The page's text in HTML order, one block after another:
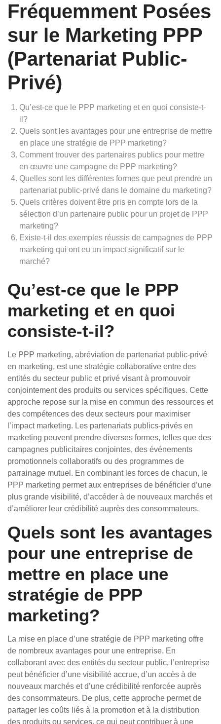
Fréquemment Posées
sur le Marketing PPP
(Partenariat Public-
Privé)
Qu’est-ce que le PPP marketing et en quoi consiste-t-
il?
Quels sont les avantages pour une entreprise de mettre
en place une stratégie de PPP marketing?
Comment trouver des partenaires publics pour mettre
en œuvre une campagne de PPP marketing?
Quelles sont les différentes formes que peut prendre un
partenariat public-privé dans le domaine du marketing?
Quels critères doivent être pris en compte lors de la
sélection d’un partenaire public pour un projet de PPP
marketing?
Existe-t-il des exemples réussis de campagnes de PPP
marketing qui ont eu un impact significatif sur le
marché?
Qu’est-ce que le PPP
marketing et en quoi
consiste-t-il?
Le PPP marketing, abréviation de partenariat public-privé
en marketing, est une stratégie collaborative entre des
entités du secteur public et privé visant à promouvoir
conjointement des produits ou services spécifiques. Cette
approche repose sur la mise en commun des ressources et
des compétences des deux secteurs pour maximiser
l’impact marketing. Les partenariats publics-privés en
marketing peuvent prendre diverses formes, telles que des
campagnes publicitaires conjointes, des événements
promotionnels collaboratifs ou des programmes de
parrainage mutuel. En combinant les forces de chacun, le
PPP marketing permet aux entreprises de bénéficier d’une
plus grande visibilité, d’accéder à de nouveaux marchés et
d’améliorer leur crédibilité auprès des consommateurs.
Quels sont les avantages
pour une entreprise de
mettre en place une
stratégie de PPP
marketing?
La mise en place d’une stratégie de PPP marketing offre
de nombreux avantages pour une entreprise. En
collaborant avec des entités du secteur public, l’entreprise
peut bénéficier d’une visibilité accrue, d’un accès à de
nouveaux marchés et d’une crédibilité renforcée auprès
des consommateurs. De plus, cette approche permet de
partager les coûts liés à la promotion et à la distribution
des produits ou services, ce qui peut contribuer à une